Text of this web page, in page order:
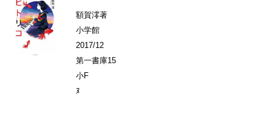
額賀澪著
小学館
2017/12
第一書庫15
小F
ﾇ